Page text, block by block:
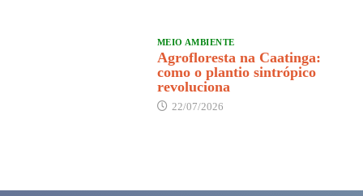
MEIO AMBIENTE
Agrofloresta na Caatinga:
como o plantio sintrópico
revoluciona
22/07/2026